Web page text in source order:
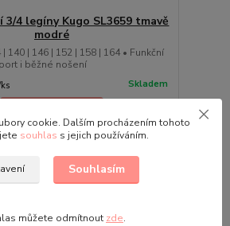
3/4 legíny Kugo SL3659 tmavě
modré
140 | 146 | 152 | 158 | 164 • Funkční
i běžné nošení
ks Skladem
cookie. Dalším procházením tohoto
souhlas s jejich používáním.
Souhlasím
můžete odmítnout zde.